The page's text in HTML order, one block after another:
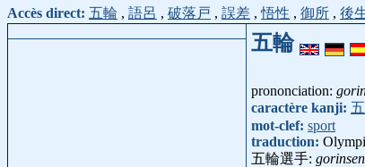
Accès direct: 五輪 , 語呂 , 破落戸 , 誤差 ,悟性 , 御所 , 後
五輪
prononciation:
caractère kanji: 五
mot-clef: sport
traduction:
五輪選手: